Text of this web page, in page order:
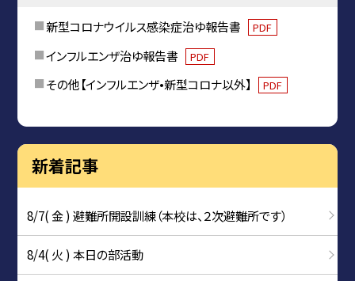
新型コロナウイルス感染症治ゆ報告書 PDF
インフルエンザ治ゆ報告書 PDF
その他【インフルエンザ•新型コロナ以外】 PDF
新着記事
8/7( 金 ) 避難所開設訓練（本校は、２次避難所です）
8/4( 火 ) 本日の部活動